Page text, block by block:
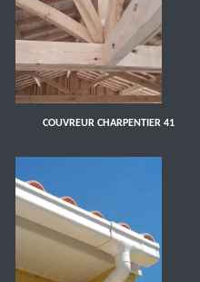
COUVREUR CHARPENTIER 41